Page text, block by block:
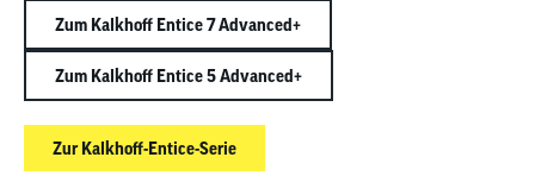
Zum Kalkhoff Entice 7 Advanced+
Zum Kalkhoff Entice 5 Advanced+
Zur Kalkhoff-Entice-Serie